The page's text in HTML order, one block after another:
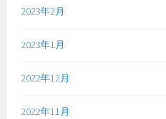
2023年2月
2023年1月
2022年12月
2022年11月